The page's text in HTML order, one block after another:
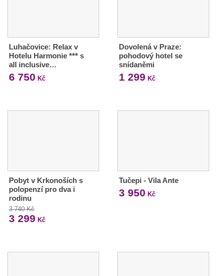
Luhačovice: Relax v
Hotelu Harmonie *** s
all inclusive…
6 750 Kč
Dovolená v Praze:
pohodový hotel se
snídaněmi
1 299 Kč
Pobyt v Krkonoších s
polopenzí pro dva i
rodinu
3 740 Kč
3 299 Kč
Tučepi - Vila Ante
3 950 Kč